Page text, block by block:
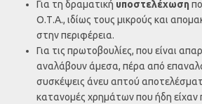
Για τη δραματική υποστελέχωση
Ο.Τ.Α., ιδίως τους μικρούς και
στην περιφέρεια.
Για τις πρωτοβουλίες, που είναι
αναλάβουν άμεσα, πέρα από
συσκέψεις άνευ απτού
κατανομές χρημάτων που ήδη είχαν